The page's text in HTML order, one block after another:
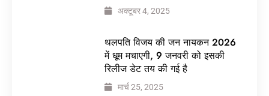
अक्टूबर 4, 2025
थलपति विजय की जन नायकन 2026
में धूम मचाएगी, 9 जनवरी को इसकी
रिलीज डेट तय की गई है
मार्च 25, 2025